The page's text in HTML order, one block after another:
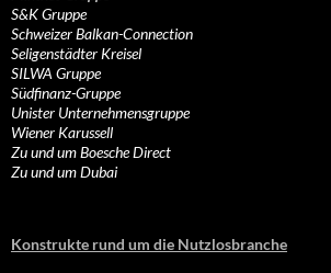
S&K Gruppe
Schweizer Balkan-Connection
Seligenstädter Kreisel
SILWA Gruppe
Südfinanz-Gruppe
Unister Unternehmensgruppe
Wiener Karussell
Zu und um Boesche Direct
Zu und um Dubai
Konstrukte rund um die Nutzlosbranche